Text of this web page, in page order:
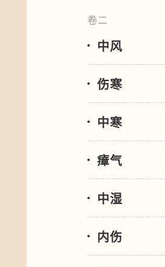
卷二
中风
伤寒
中寒
瘴气
中湿
内伤